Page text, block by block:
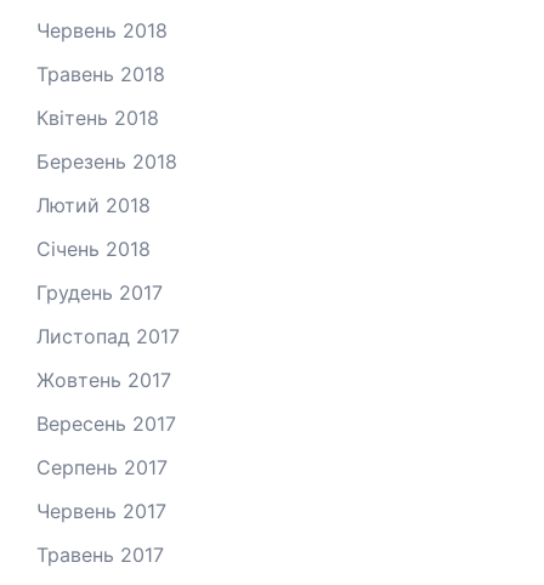
Червень 2018
Травень 2018
Квітень 2018
Березень 2018
Лютий 2018
Січень 2018
Грудень 2017
Листопад 2017
Жовтень 2017
Вересень 2017
Серпень 2017
Червень 2017
Травень 2017